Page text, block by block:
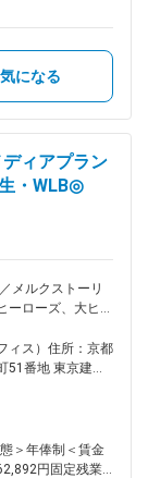
な福利厚生が多
ターズフライデ
もOKとしてい
したリモートワ
んでいただくこと
ないが通勤等が
体調不良にも利
得率は100%、
休取得ケースも実
・能力等を考慮の
■インセンティ
はあくまでも目
気になる
ィアプラン
・WLB◎
メルクストーリ
ーローズ、大ヒッ
ライセンスビジネ
など各種興行の
ど、各種版権ビ
を行うことにフ
し、働く場所は
ィス）住所：京都
51番地 東京建物
都線／烏丸駅受
定める事業所
＞年俸制＜賃金
円固定残業